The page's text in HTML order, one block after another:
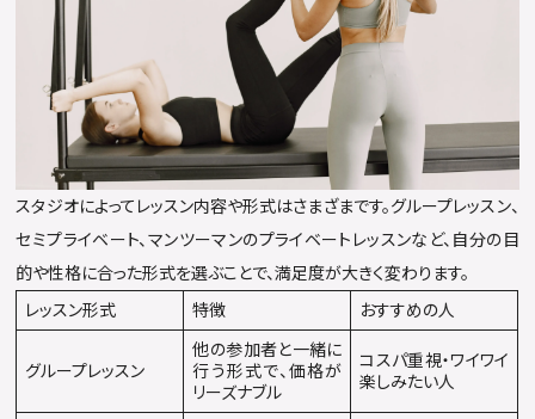
スタジオによってレッスン内容や形式はさまざまです。グループレッスン、
セミプライベート、マンツーマンのプライベートレッスンなど、自分の目
的や性格に合った形式を選ぶことで、満足度が大きく変わります。
レッスン形式
特徴 おすすめの人
グループレッスン
他の参加者と一緒に
行う形式で、価格が
リーズナブル
コスパ重視・ワイワイ
楽しみたい人